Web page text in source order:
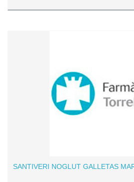
SANTIVERI NOGLUT GALLETAS